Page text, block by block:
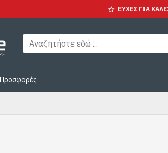
ΕΥΧΕΣ ΓΙΑ
Προσφορές